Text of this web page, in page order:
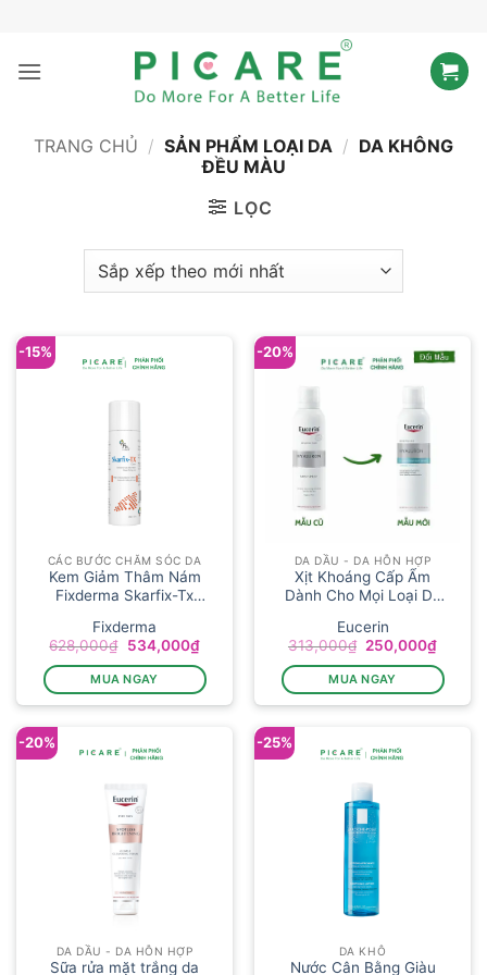
nội
TRANG CHỦ / SẢN PHẨM LOẠI DA / DA KHÔNG
ĐỀU MÀU
LỌC
-15%
CÁC BƯỚC CHĂM SÓC DA
Kem Giảm Thâm Nám
Fixderma Skarfix-Tx
Fixderma
628,000₫ Giá
là:
628,000₫.
534,000₫Giá
hiện
tại
là:
534,000₫.
MUA NGAY
-20%
DA DẦU - DA HỖN HỢP
Xịt Khoáng Cấp Ẩm
Dành Cho Mọi Loại Da
Eucerin
313,000₫ Giá
là:
313,000₫.
250,000₫Giá
tại
là:
MUA NGAY
-20%
DA DẦU - DA HỖN HỢP
Sữa rửa mặt trắng da
-25%
DA KHÔ
Nước Cân Bằng Giàu